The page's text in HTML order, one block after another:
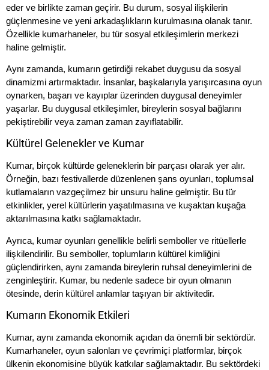
eder ve birlikte zaman geçirir. Bu durum, sosyal ilişkilerin
güçlenmesine ve yeni arkadaşlıkların kurulmasına olanak tanır.
Özellikle kumarhaneler, bu tür sosyal etkileşimlerin merkezi
haline gelmiştir.
Aynı zamanda, kumarın getirdiği rekabet duygusu da sosyal
dinamizmi artırmaktadır. İnsanlar, başkalarıyla yarışırcasına oyun
oynarken, başarı ve kayıplar üzerinden duygusal deneyimler
yaşarlar. Bu duygusal etkileşimler, bireylerin sosyal bağlarını
pekiştirebilir veya zaman zaman zayıflatabilir.
Kültürel Gelenekler ve Kumar
Kumar, birçok kültürde geleneklerin bir parçası olarak yer alır.
Örneğin, bazı festivallerde düzenlenen şans oyunları, toplumsal
kutlamaların vazgeçilmez bir unsuru haline gelmiştir. Bu tür
etkinlikler, yerel kültürlerin yaşatılmasına ve kuşaktan kuşağa
aktarılmasına katkı sağlamaktadır.
Ayrıca, kumar oyunları genellikle belirli semboller ve ritüellerle
ilişkilendirilir. Bu semboller, toplumların kültürel kimliğini
güçlendirirken, aynı zamanda bireylerin ruhsal deneyimlerini de
zenginleştirir. Kumar, bu nedenle sadece bir oyun olmanın
ötesinde, derin kültürel anlamlar taşıyan bir aktivitedir.
Kumarın Ekonomik Etkileri
Kumar, aynı zamanda ekonomik açıdan da önemli bir sektördür.
Kumarhaneler, oyun salonları ve çevrimiçi platformlar, birçok
ülkenin ekonomisine büyük katkılar sağlamaktadır. Bu sektördeki